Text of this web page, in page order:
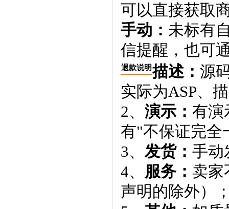
可以直接获取
手动： 未标有
信提醒，也可
退款说明描述： 源
实际为ASP、
2、 演示： 有演
有"不保证完全
3、 发货： 手动
4、 服务： 卖家
声明的除外）